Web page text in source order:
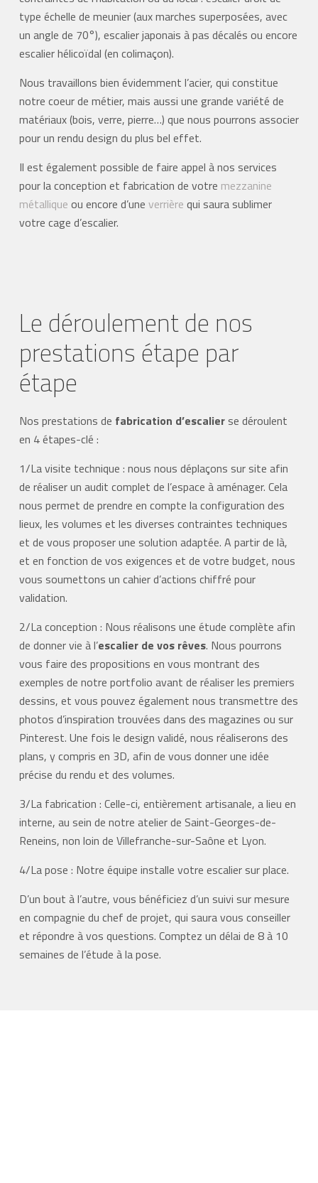
type échelle de meunier (aux marches superposées, avec
un angle de 70°), escalier japonais à pas décalés ou encore
escalier hélicoïdal (en colimaçon).
Nous travaillons bien évidemment l’acier, qui constitue
notre coeur de métier, mais aussi une grande variété de
matériaux (bois, verre, pierre…) que nous pourrons associer
pour un rendu design du plus bel effet.
Il est également possible de faire appel à nos services
pour la conception et fabrication de votre mezzanine
métallique ou encore d’une verrière qui saura sublimer
votre cage d’escalier.
Le déroulement de nos
prestations étape par
étape
Nos prestations de fabrication d’escalierse déroulent
en 4 étapes-clé :
1/La visite technique : nous nous déplaçons sur site afin
de réaliser un audit complet de l’espace à aménager. Cela
nous permet de prendre en compte la configuration des
lieux, les volumes et les diverses contraintes techniques
et de vous proposer une solution adaptée. A partir de là,
et en fonction de vos exigences et de votre budget, nous
vous soumettons un cahier d’actions chiffré pour
validation.
2/La conception : Nous réalisons une étude complète afin
de donner vie à l’escalier de vos rêves. Nous pourrons
vous faire des propositions en vous montrant des
exemples de notre portfolio avant de réaliser les premiers
dessins, et vous pouvez également nous transmettre des
photos d’inspiration trouvées dans des magazines ou sur
Pinterest. Une fois le design validé, nous réaliserons des
plans, y compris en 3D, afin de vous donner une idée
précise du rendu et des volumes.
3/La fabrication : Celle-ci, entièrement artisanale, a lieu en
interne, au sein de notre atelier de Saint-Georges-de-
Reneins, non loin de Villefranche-sur-Saône et Lyon.
4/La pose : Notre équipe installe votre escalier sur place.
D’un bout à l’autre, vous bénéficiez d’un suivi sur mesure
en compagnie du chef de projet, qui saura vous conseiller
et répondre à vos questions. Comptez un délai de 8 à 10
semaines de l’étude à la pose.